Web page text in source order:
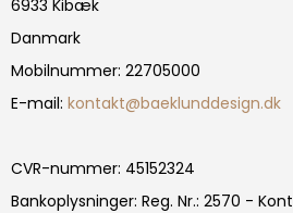
6933 Kibæk
Danmark
Mobilnummer: 22705000
E-mail: kontakt@baeklunddesign.dk
CVR-nummer: 45152324
Bankoplysninger: Reg. Nr.: 2570 -